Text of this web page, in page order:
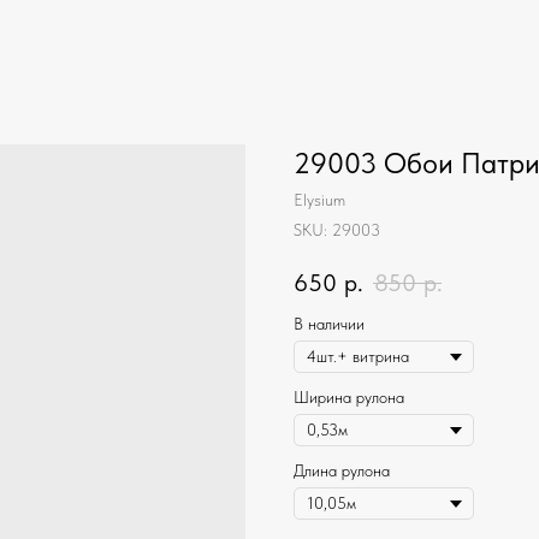
29003 Обои
Elysium
SKU: 29003
650 р. 850 р.
В наличии
Ширина рулона
Длина рулона